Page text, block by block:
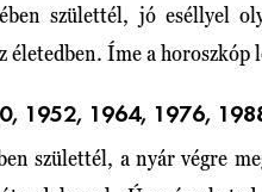
születtél, jó eséllyel
életedben. Íme a horoszkóp
1952, 1964, 1976,
születtél, a nyár végre